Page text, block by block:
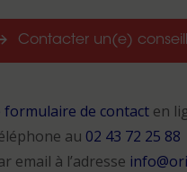
Contacter un(e)
formulaire de contacten
au 02 43 72 25 88
email à l’adresse